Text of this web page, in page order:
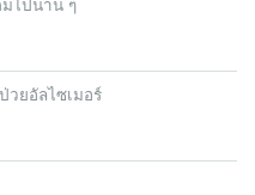
มไปนาน ๆ
วยอัลไซเมอร์